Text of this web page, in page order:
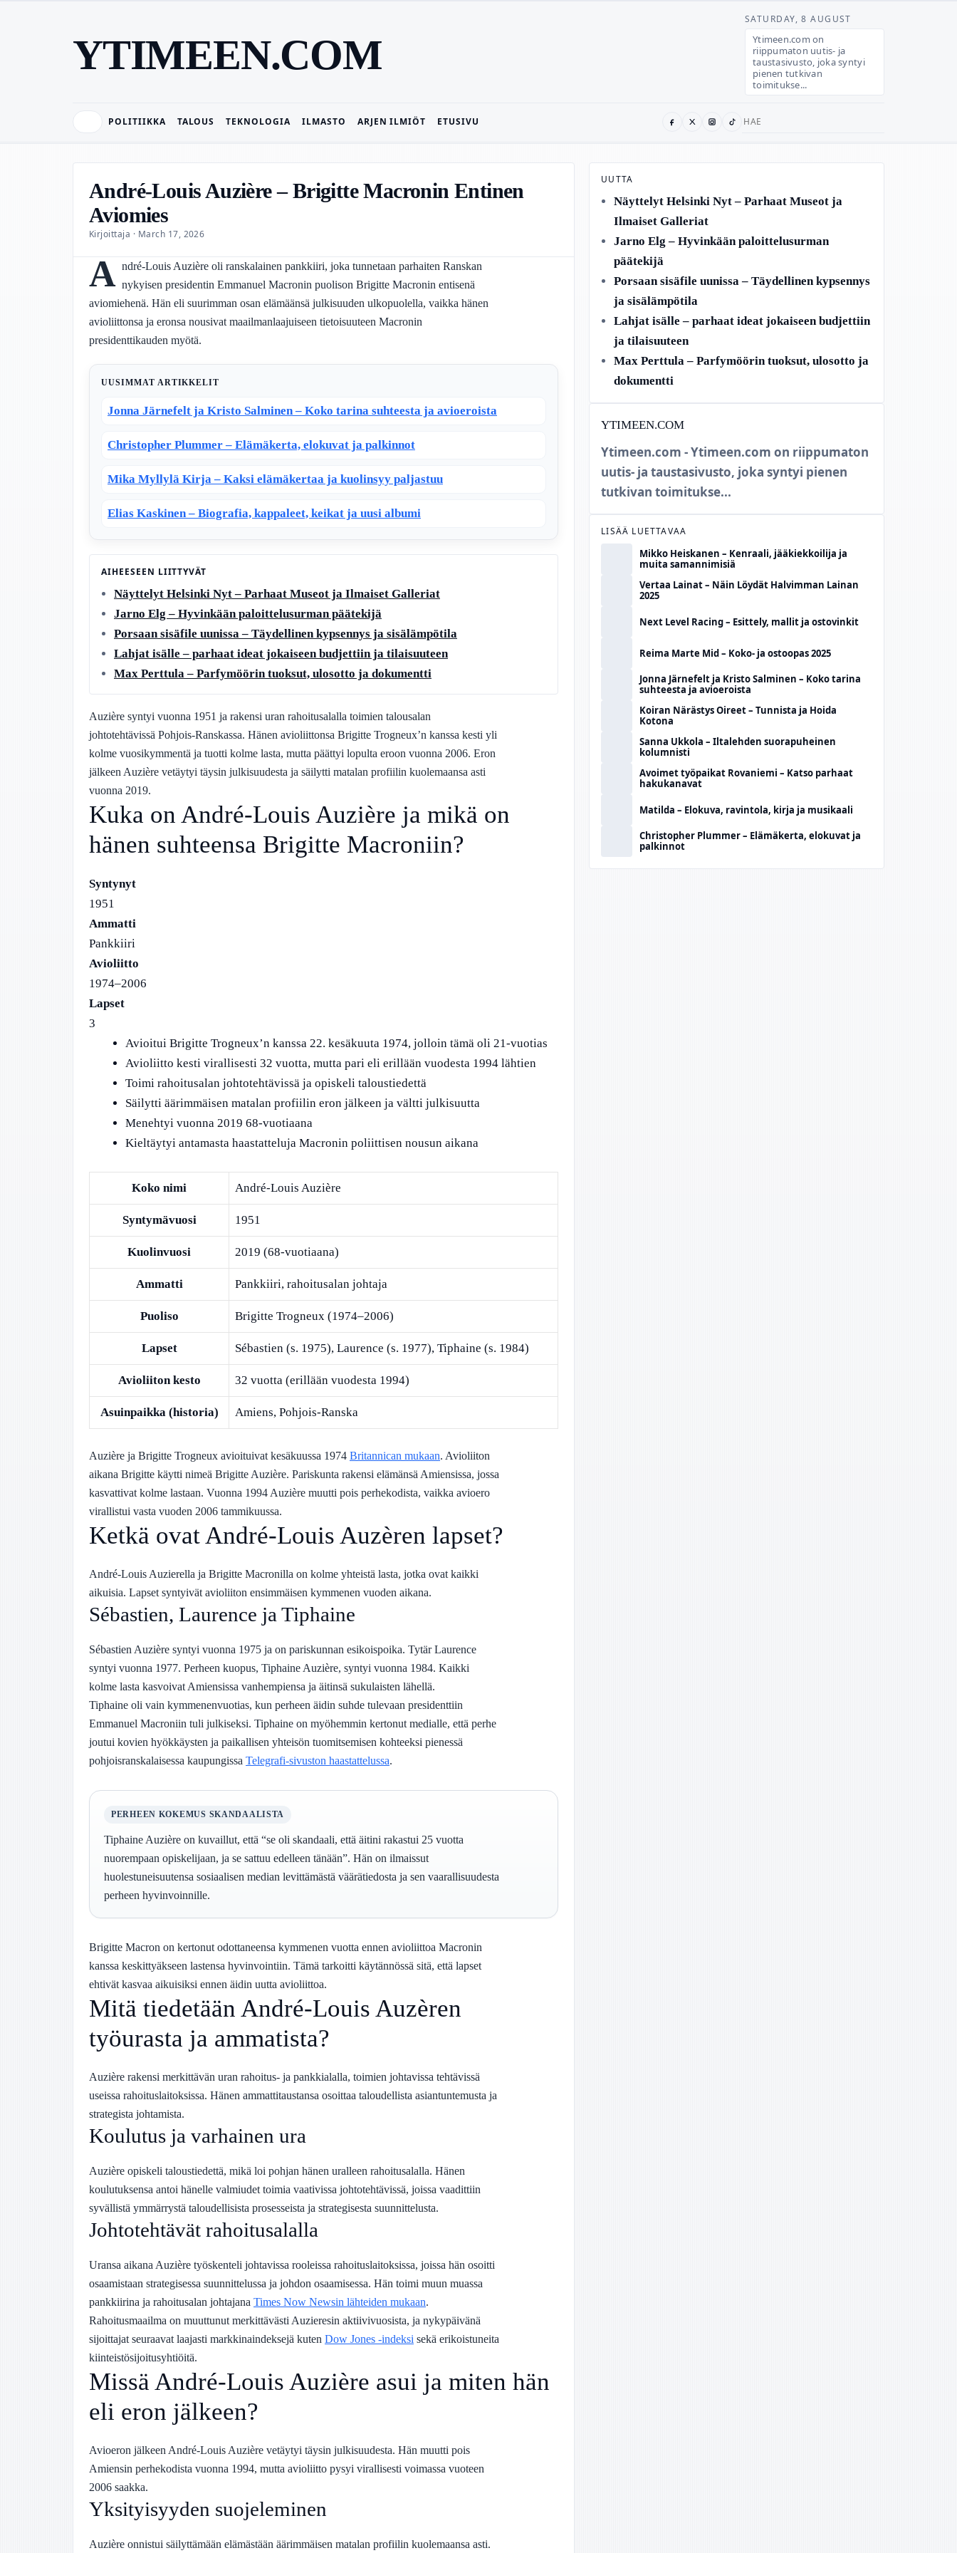
SATURDAY, 8 AUGUST
YTIMEEN.COM
Ytimeen.com on
riippumaton uutis- ja
taustasivusto, joka syntyi
pienen tutkivan
toimitukse...
POLITIIKKA TALOUS TEKNOLOGIA ILMASTO ARJEN ILMIÖT ETUSIVU
Search
André-Louis Auzière – Brigitte Macronin Entinen
Aviomies
Kirjoittaja · March 17, 2026
A ndré-Louis Auzière oli ranskalainen pankkiiri, joka tunnetaan parhaiten Ranskan
nykyisen presidentin Emmanuel Macronin puolison Brigitte Macronin entisenä
aviomiehenä. Hän eli suurimman osan elämäänsä julkisuuden ulkopuolella, vaikka hänen
avioliittonsa ja eronsa nousivat maailmanlaajuiseen tietoisuuteen Macronin
presidenttikauden myötä.
UUSIMMAT ARTIKKELIT
Jonna Järnefelt ja Kristo Salminen – Koko tarina suhteesta ja avioeroista
Christopher Plummer – Elämäkerta, elokuvat ja palkinnot
Mika Myllylä Kirja – Kaksi elämäkertaa ja kuolinsyy paljastuu
Elias Kaskinen – Biografia, kappaleet, keikat ja uusi albumi
AIHEESEEN LIITTYVÄT
Näyttelyt Helsinki Nyt – Parhaat Museot ja Ilmaiset Galleriat
Jarno Elg – Hyvinkään paloittelusurman päätekijä
Porsaan sisäfile uunissa – Täydellinen kypsennys ja sisälämpötila
Lahjat isälle – parhaat ideat jokaiseen budjettiin ja tilaisuuteen
Max Perttula – Parfymöörin tuoksut, ulosotto ja dokumentti
Auzière syntyi vuonna 1951 ja rakensi uran rahoitusalalla toimien talousalan
johtotehtävissä Pohjois-Ranskassa. Hänen avioliittonsa Brigitte Trogneux’n kanssa kesti yli
kolme vuosikymmentä ja tuotti kolme lasta, mutta päättyi lopulta eroon vuonna 2006. Eron
jälkeen Auzière vetäytyi täysin julkisuudesta ja säilytti matalan profiilin kuolemaansa asti
vuonna 2019.
Kuka on André-Louis Auzière ja mikä on
hänen suhteensa Brigitte Macroniin?
Syntynyt
1951
Ammatti
Pankkiiri
Avioliitto
1974–2006
Lapset
3
Avioitui Brigitte Trogneux’n kanssa 22. kesäkuuta 1974, jolloin tämä oli 21-vuotias
Avioliitto kesti virallisesti 32 vuotta, mutta pari eli erillään vuodesta 1994 lähtien
Toimi rahoitusalan johtotehtävissä ja opiskeli taloustiedettä
Säilytti äärimmäisen matalan profiilin eron jälkeen ja vältti julkisuutta
Menehtyi vuonna 2019 68-vuotiaana
Kieltäytyi antamasta haastatteluja Macronin poliittisen nousun aikana
Koko nimi André-Louis Auzière
Syntymävuosi 1951
Kuolinvuosi 2019 (68-vuotiaana)
Ammatti Pankkiiri, rahoitusalan johtaja
Puoliso Brigitte Trogneux (1974–2006)
Lapset Sébastien (s. 1975), Laurence (s. 1977), Tiphaine (s. 1984)
Avioliiton kesto 32 vuotta (erillään vuodesta 1994)
Asuinpaikka (historia) Amiens, Pohjois-Ranska
Auzière ja Brigitte Trogneux avioituivat kesäkuussa 1974 Britannican mukaan. Avioliiton
aikana Brigitte käytti nimeä Brigitte Auzière. Pariskunta rakensi elämänsä Amiensissa, jossa
kasvattivat kolme lastaan. Vuonna 1994 Auzière muutti pois perhekodista, vaikka avioero
virallistui vasta vuoden 2006 tammikuussa.
Ketkä ovat André-Louis Auzèren lapset?
André-Louis Auzierella ja Brigitte Macronilla on kolme yhteistä lasta, jotka ovat kaikki
aikuisia. Lapset syntyivät avioliiton ensimmäisen kymmenen vuoden aikana.
Sébastien, Laurence ja Tiphaine
Sébastien Auzière syntyi vuonna 1975 ja on pariskunnan esikoispoika. Tytär Laurence
syntyi vuonna 1977. Perheen kuopus, Tiphaine Auzière, syntyi vuonna 1984. Kaikki
kolme lasta kasvoivat Amiensissa vanhempiensa ja äitinsä sukulaisten lähellä.
Tiphaine oli vain kymmenenvuotias, kun perheen äidin suhde tulevaan presidenttiin
Emmanuel Macroniin tuli julkiseksi. Tiphaine on myöhemmin kertonut medialle, että perhe
joutui kovien hyökkäysten ja paikallisen yhteisön tuomitsemisen kohteeksi pienessä
pohjoisranskalaisessa kaupungissa Telegrafi-sivuston haastattelussa.
PERHEEN KOKEMUS SKANDAALISTA
Tiphaine Auzière on kuvaillut, että “se oli skandaali, että äitini rakastui 25 vuotta
nuorempaan opiskelijaan, ja se sattuu edelleen tänään”. Hän on ilmaissut
huolestuneisuutensa sosiaalisen median levittämästä väärätiedosta ja sen vaarallisuudesta
perheen hyvinvoinnille.
Brigitte Macron on kertonut odottaneensa kymmenen vuotta ennen avioliittoa Macronin
kanssa keskittyäkseen lastensa hyvinvointiin. Tämä tarkoitti käytännössä sitä, että lapset
ehtivät kasvaa aikuisiksi ennen äidin uutta avioliittoa.
Mitä tiedetään André-Louis Auzèren
työurasta ja ammatista?
Auzière rakensi merkittävän uran rahoitus- ja pankkialalla, toimien johtavissa tehtävissä
useissa rahoituslaitoksissa. Hänen ammattitaustansa osoittaa taloudellista asiantuntemusta ja
strategista johtamista.
Koulutus ja varhainen ura
Auzière opiskeli taloustiedettä, mikä loi pohjan hänen uralleen rahoitusalalla. Hänen
koulutuksensa antoi hänelle valmiudet toimia vaativissa johtotehtävissä, joissa vaadittiin
syvällistä ymmärrystä taloudellisista prosesseista ja strategisesta suunnittelusta.
Johtotehtävät rahoitusalalla
Uransa aikana Auzière työskenteli johtavissa rooleissa rahoituslaitoksissa, joissa hän osoitti
osaamistaan strategisessa suunnittelussa ja johdon osaamisessa. Hän toimi muun muassa
pankkiirina ja rahoitusalan johtajana Times Now Newsin lähteiden mukaan.
Rahoitusmaailma on muuttunut merkittävästi Auzieresin aktiivivuosista, ja nykypäivänä
sijoittajat seuraavat laajasti markkinaindeksejä kuten Dow Jones -indeksi sekä erikoistuneita
kiinteistösijoitusyhtiöitä.
Missä André-Louis Auzière asui ja miten hän
eli eron jälkeen?
Avioeron jälkeen André-Louis Auzière vetäytyi täysin julkisuudesta. Hän muutti pois
Amiensin perhekodista vuonna 1994, mutta avioliitto pysyi virallisesti voimassa vuoteen
2006 saakka.
Yksityisyyden suojeleminen
Auzière onnistui säilyttämään elämästään äärimmäisen matalan profiilin kuolemaansa asti.
UUTTA
Näyttelyt Helsinki Nyt – Parhaat Museot ja
Ilmaiset Galleriat
Jarno Elg – Hyvinkään paloittelusurman
päätekijä
Porsaan sisäfile uunissa – Täydellinen kypsennys
ja sisälämpötila
Lahjat isälle – parhaat ideat jokaiseen budjettiin
ja tilaisuuteen
Max Perttula – Parfymöörin tuoksut, ulosotto ja
dokumentti
YTIMEEN.COM
Ytimeen.com - Ytimeen.com on riippumaton
uutis- ja taustasivusto, joka syntyi pienen
tutkivan toimitukse...
LISÄÄ LUETTAVAA
Mikko Heiskanen – Kenraali, jääkiekkoilija ja
muita samannimisiä
Vertaa Lainat – Näin Löydät Halvimman Lainan
2025
Next Level Racing – Esittely, mallit ja ostovinkit
Reima Marte Mid – Koko- ja ostoopas 2025
Jonna Järnefelt ja Kristo Salminen – Koko tarina
suhteesta ja avioeroista
Koiran Närästys Oireet – Tunnista ja Hoida
Kotona
Sanna Ukkola – Iltalehden suorapuheinen
kolumnisti
Avoimet työpaikat Rovaniemi – Katso parhaat
hakukanavat
Matilda – Elokuva, ravintola, kirja ja musikaali
Christopher Plummer – Elämäkerta, elokuvat ja
palkinnot